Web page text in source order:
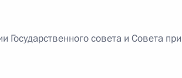
Государственного совета и Совета при